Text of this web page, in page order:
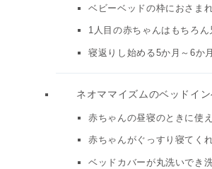
ベビーベッドの枠におさま
1人目の赤ちゃんはもちろ
寝返りし始める5か月～6か
ネオママイズムのベッドイ
赤ちゃんの昼寝のときに使
赤ちゃんがぐっすり寝てく
ベッドカバーが丸洗いでき